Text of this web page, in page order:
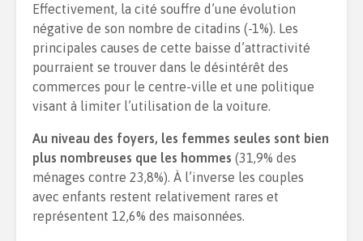
Effectivement, la cité souffre d’une évolution
négative de son nombre de citadins (-1%). Les
principales causes de cette baisse d’attractivité
pourraient se trouver dans le désintérêt des
commerces pour le centre-ville et une politique
visant à limiter l’utilisation de la voiture.
Au niveau des foyers, les femmes seules sont bien
plus nombreuses que les hommes (31,9% des
ménages contre 23,8%). À l’inverse les couples
avec enfants restent relativement rares et
représentent 12,6% des maisonnées.